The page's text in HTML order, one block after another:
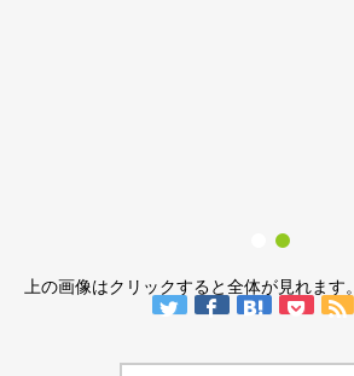
上の画像はクリックすると全体が見れます。